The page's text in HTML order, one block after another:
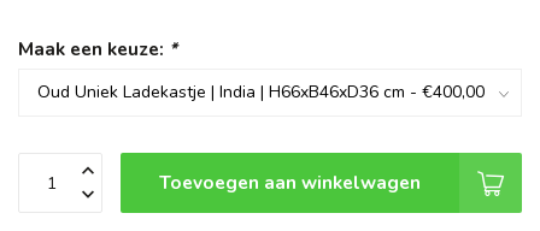
Maak een keuze: *
Toevoegen aan winkelwagen